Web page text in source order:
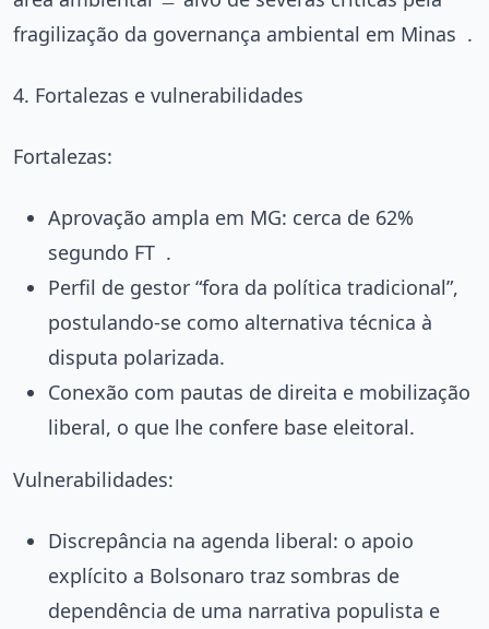
fragilização da governança ambiental em Minas .
4. Fortalezas e vulnerabilidades
Fortalezas:
Aprovação ampla em MG: cerca de 62%
segundo FT .
Perfil de gestor “fora da política tradicional”,
postulando-se como alternativa técnica à
disputa polarizada.
Conexão com pautas de direita e mobilização
liberal, o que lhe confere base eleitoral.
Vulnerabilidades:
Discrepância na agenda liberal: o apoio
explícito a Bolsonaro traz sombras de
dependência de uma narrativa populista e